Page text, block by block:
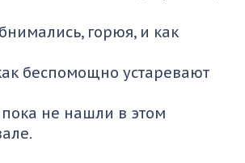
горюя, и как
беспомощно устаревают
не нашли в этом